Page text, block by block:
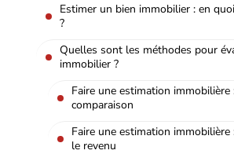
Estimer un bien immobilier : en
?
Quelles sont les méthodes pour
immobilier ?
Faire une estimation
comparaison
Faire une estimation
le revenu